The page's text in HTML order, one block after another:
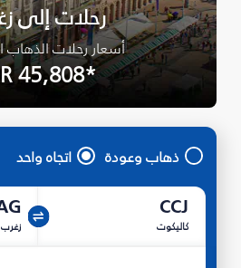
رحلات إلى
أسعار رحلات الذهاب
*INR 45,808
ذهاب وعودة اتجاه واحد
CCJ
كاليكوت زغرب